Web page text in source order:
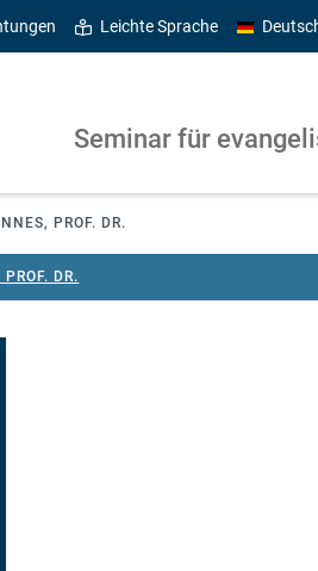
Leichte Sprache
Seminar für
PROF. DR.
DR.